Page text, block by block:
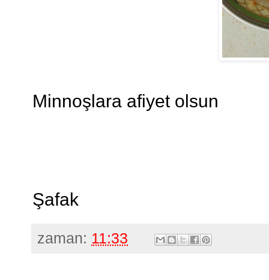
Minnoşlara afiyet olsun
Şafak
zaman: 11:33